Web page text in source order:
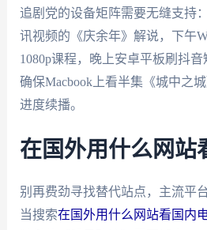
追剧党的设备矩阵需要无缝支持
讯视频的《庆余年》解说，下午
1080p课程，晚上安卓平板刷抖
确保Macbook上看半集《城中之
进度续播。
在国外用什么网站
别再费劲寻找替代站点，主流平
当搜索在国外用什么网站看国内